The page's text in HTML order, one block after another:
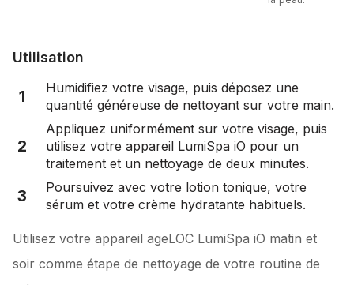
Utilisation
1
Humidifiez votre visage, puis déposez une
quantité généreuse de nettoyant sur votre main.
2
Appliquez uniformément sur votre visage, puis
utilisez votre appareil LumiSpa iO pour un
traitement et un nettoyage de deux minutes.
3
Poursuivez avec votre lotion tonique, votre
sérum et votre crème hydratante habituels.
Utilisez votre appareil ageLOC LumiSpa iO matin et
soir comme étape de nettoyage de votre routine de